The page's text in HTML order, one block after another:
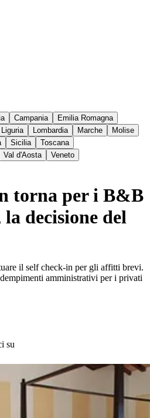
Campania
Emilia Romagna
Liguria Lombardia Marche
Molise
Sicilia
Toscana
Val d'Aosta Veneto
torna per i B&B
decisione del
il self check-in per gli affitti brevi.
amministrativi per i privati
su